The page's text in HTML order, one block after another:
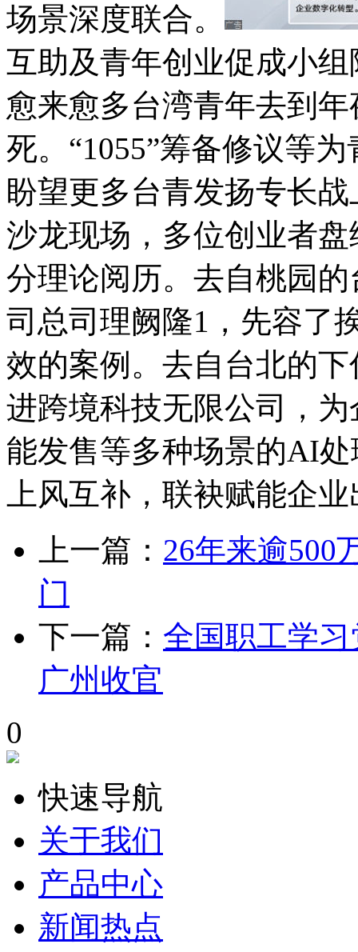
场景深度联合。
互助及青年创业促成小
愈来愈多台湾青年去到
死。“1055”筹备修议等
盼望更多台青发扬专
沙龙现场，多位创业者
分理论阅历。去自桃园
司总司理阙隆1，先容了
效的案例。去自台北的
进跨境科技无限公司，
能发售等多种场景的AI
上风互补，联袂赋能企
上一篇： 26年来逾500
门
下一篇： 全国职工学
广州收官
0
快速导航
关于我们
产品中心
新闻热点